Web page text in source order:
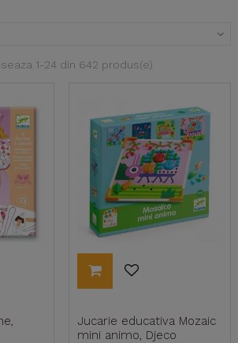

1-24 din 642 produs(e)
Jucarie educativa Mozaic
mini animo, Djeco